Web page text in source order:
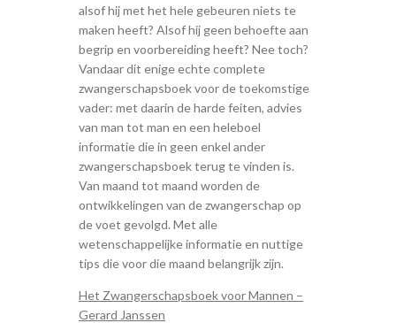
alsof hij met het hele gebeuren niets te
maken heeft? Alsof hij geen behoefte aan
begrip en voorbereiding heeft? Nee toch?
Vandaar dit enige echte complete
zwangerschapsboek voor de toekomstige
vader: met daarin de harde feiten, advies
van man tot man en een heleboel
informatie die in geen enkel ander
zwangerschapsboek terug te vinden is.
Van maand tot maand worden de
ontwikkelingen van de zwangerschap op
de voet gevolgd. Met alle
wetenschappelijke informatie en nuttige
tips die voor die maand belangrijk zijn.
Het Zwangerschapsboek voor Mannen –
Gerard Janssen